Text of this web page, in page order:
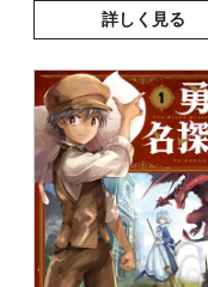
詳しく見る